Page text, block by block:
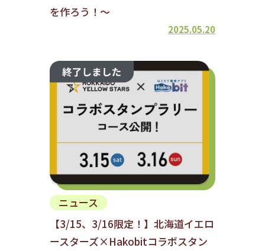
を作ろう！～
2025.05.20
ニュース
【3/15、3/16限定！】北海道イエロ
ースターズ×Hakobitコラボスタン